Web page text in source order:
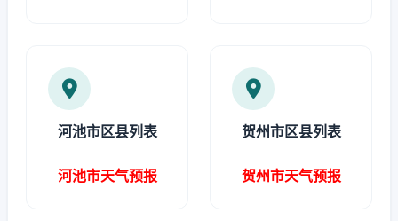
河池市区县列表
河池市天气预报
贺州市区县列表
贺州市天气预报